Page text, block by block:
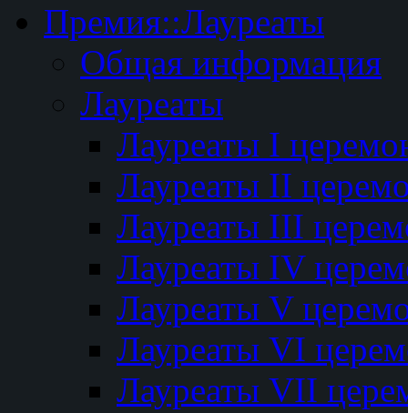
Премия::Лауреаты
Общая информация
Лауреаты
Лауреаты I
Лауреаты II
Лауреаты III
Лауреаты IV
Лауреаты V
Лауреаты VI
Лауреаты VII